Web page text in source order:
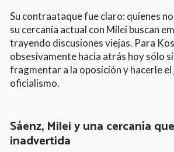
Su contraataque fue claro: quienes
su cercanía actual con Milei buscan
trayendo discusiones viejas. Para
obsesivamente hacia atrás hoy sólo
fragmentar a la oposición y hacerle el
oficialismo.
Sáenz, Milei y una cercanía
inadvertida